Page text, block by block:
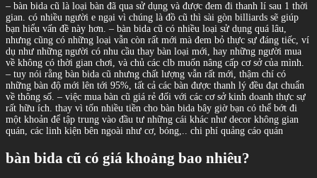
– bàn bida cũ là loại bàn đã qua sử dụng và được đem đi thanh lí sau 1 thời
gian. có nhiều người e ngại vì chúng là đồ cũ thì sài gòn billiards sẽ giúp
bạn hiểu vấn đề này hơn. – bàn bida cũ có nhiều loại sử dụng quá lâu,
nhưng cũng có những loại vẫn còn rất mới mà đem bỏ thực sự đáng tiếc, ví
dụ như những người có nhu cầu thay bàn loại mới, hay những người mua
về không có thời gian chơi, và chủ các clb muốn nâng cấp cơ sở của mình.
– tuy nói rằng bàn bida cũ nhưng chất lượng vẫn rất mới, thậm chí có
những bàn độ mới lên tới 95%, tất cả các bàn được thanh lý đều đạt chuẩn
về thông số. – việc mua bàn cũ giá rẻ đối với các cơ sở kinh doanh thực sự
rất hữu ích. thay vì tốn nhiều tiền cho bàn bida bây giờ bạn có thể bớt đi
một khoản để tập trung vào đầu tư những cái khác như decor không gian
quán, các linh kiện bên ngoài như cơ, bóng,.. chi phí quảng cáo quán
bàn bida cũ có giá khoảng bao nhiêu?